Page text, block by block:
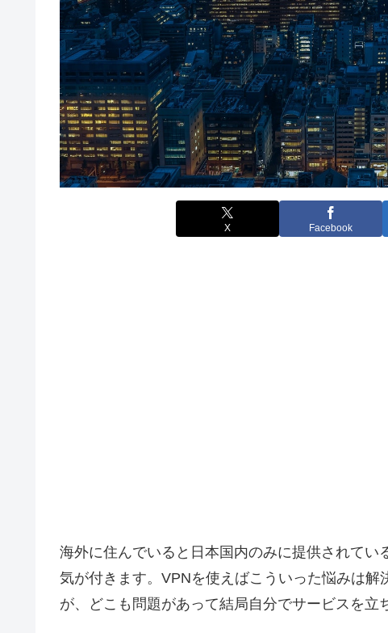
X Facebook
海外に住んでいると日本国内のみに提供されて
気が付きます。VPNを使えばこういった悩みは
が、どこも問題があって結局自分でサービスを立